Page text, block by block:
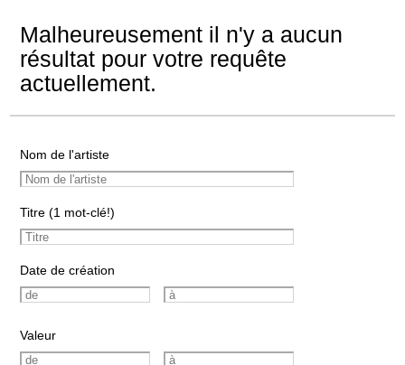
Malheureusement il n'y a aucun
résultat pour votre requête
actuellement.
Nom de l'artiste
Titre (1 mot-clé!)
Date de création
Valeur